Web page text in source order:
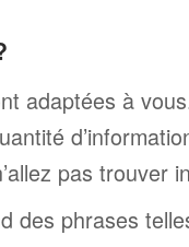
adaptées à
pas trouver
des phrases